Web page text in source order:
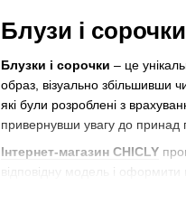
Блузи і
Блузки і сорочки – це
образ, візуально збільшивши
які були розроблені з
привернувши увагу до принад
Інтернет-магазин CHICLY
відповідну модель і